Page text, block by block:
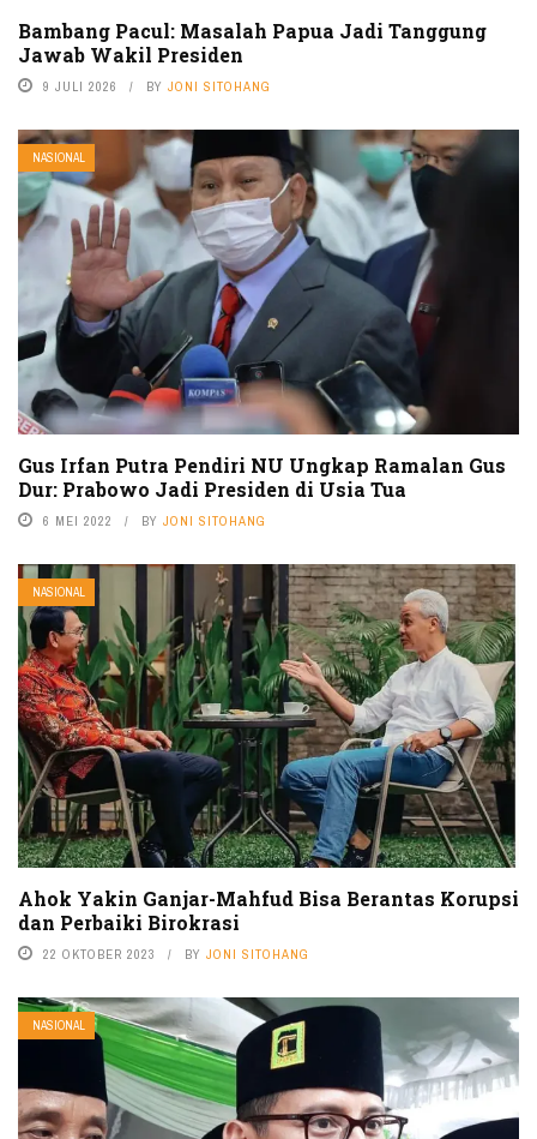
Bambang Pacul: Masalah Papua Jadi Tanggung
Jawab Wakil Presiden
9 JULI 2026 BY JONI SITOHANG
NASIONAL
Gus Irfan Putra Pendiri NU Ungkap Ramalan Gus
Dur: Prabowo Jadi Presiden di Usia Tua
6 MEI 2022 BY JONI SITOHANG
NASIONAL
Ahok Yakin Ganjar-Mahfud Bisa Berantas Korupsi
dan Perbaiki Birokrasi
22 OKTOBER 2023 BY JONI SITOHANG
NASIONAL